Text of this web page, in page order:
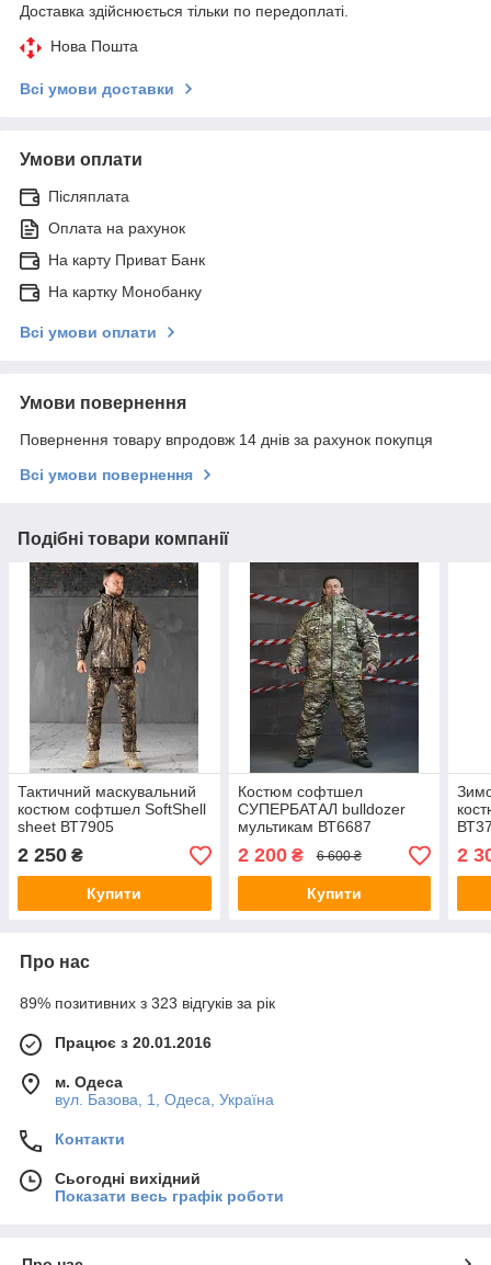
Доставка здійснюється тільки по передоплаті.
Нова Пошта
Всі умови доставки
Умови оплати
Післяплата
Оплата на рахунок
На карту Приват Банк
На картку Монобанку
Всі умови оплати
Умови повернення
Повернення товару впродовж 14 днів за рахунок покупця
Всі умови повернення
Подібні товари компанії
Тактичний маскувальний
костюм софтшел SoftShell
sheet ВТ7905
2 250 ₴
Купити
Костюм софтшел
СУПЕРБАТАЛ bulldozer
мультикам ВТ6687
2 200₴ 6 600 ₴
Купити
2
Про нас
89% позитивних з 323 відгуків за рік
Працює з 20.01.2016
м. Одеса
вул. Базова, 1, Одеса, Україна
Контакти
Сьогодні вихідний
Показати весь графік роботи